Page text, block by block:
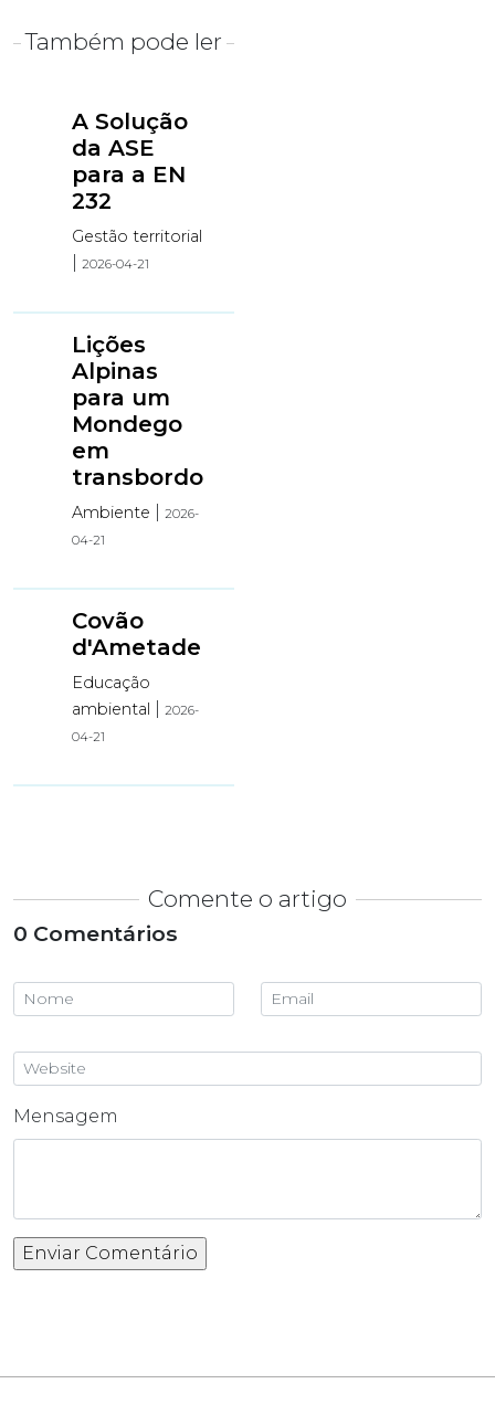
Também pode ler
A Solução
da ASE
para a EN
232
Gestão territorial
|2026-04-21
Lições
Alpinas
para um
Mondego
em
transbordo
Ambiente |2026-
04-21
Covão
d'Ametade
Educação
ambiental
|2026-
04-21
Comente o artigo
0 Comentários
Mensagem